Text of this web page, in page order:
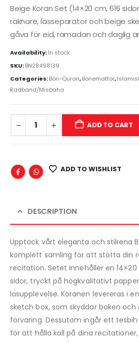
Beige Koran Set (14×20 cm, 616
räknare, lässeparator och beige
gåva för eid, ramadan och daglig
Availability:In stock
SKU:BN28498139
Categories:Bön-Quran,Bönemattor,
Radband/Misbaha
ADD TO CART
ADD TO WISHLIST
DESCRIPTION
Upptäck vårt eleganta och stilrena
komplett samling för att stötta din
recitation. Setet innehåller en
sidor, tryckt på högkvalitativt
läsupplevelse. Koranen levereras i
sketch box, som skyddar boken och
förvaring. Dessutom ingår ett
för att hålla koll på dina